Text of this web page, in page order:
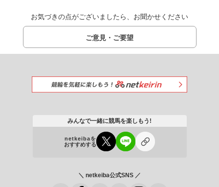
お気づきの点がございましたら、お聞かせください
ご意見・ご要望
みんなで一緒に競馬を楽しもう!
netkeibaを
おすすめする
＼ netkeiba公式SNS ／